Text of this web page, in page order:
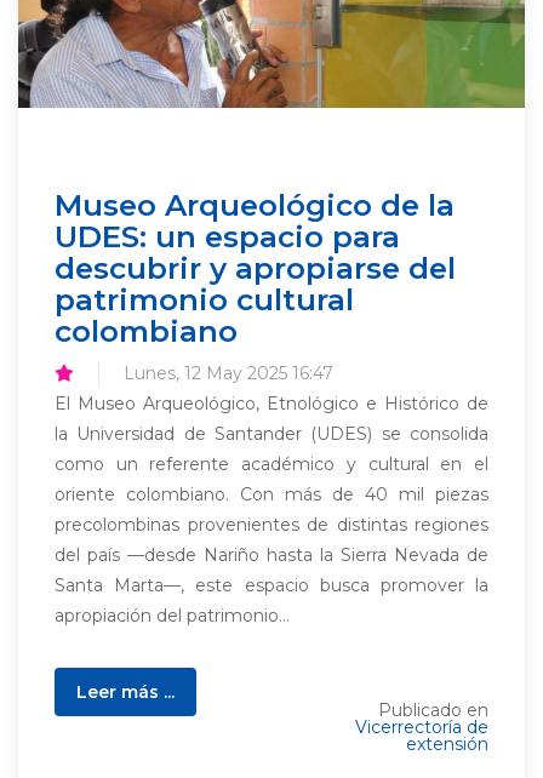
Museo Arqueológico de la
UDES: un espacio para
descubrir y apropiarse del
patrimonio cultural
colombiano
Lunes, 12 May 2025 16:47
El Museo Arqueológico, Etnológico e Histórico de
la Universidad de Santander (UDES) se consolida
como un referente académico y cultural en el
oriente colombiano. Con más de 40 mil piezas
precolombinas provenientes de distintas regiones
del país —desde Nariño hasta la Sierra Nevada de
Santa Marta—, este espacio busca promover la
apropiación del patrimonio...
Leer más ...
Publicado en
Vicerrectoría de
extensión